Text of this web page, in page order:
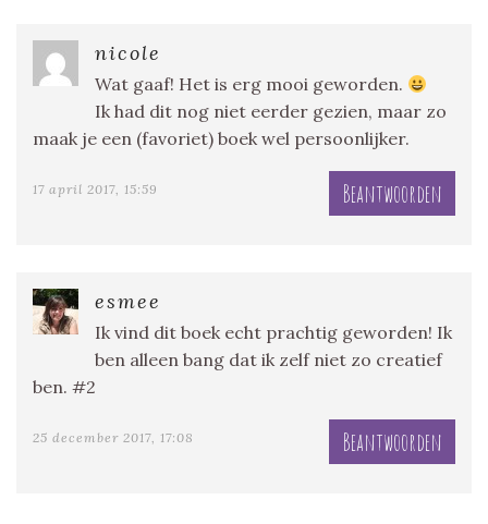
nicole
Wat gaaf! Het is erg mooi geworden.
Ik had dit nog niet eerder gezien, maar zo
maak je een (favoriet) boek wel persoonlijker.
17 april 2017, 15:59 Beantwoorden
esmee
Ik vind dit boek echt prachtig geworden! Ik
ben alleen bang dat ik zelf niet zo creatief
ben. #2
25 december 2017, 17:08 Beantwoorden